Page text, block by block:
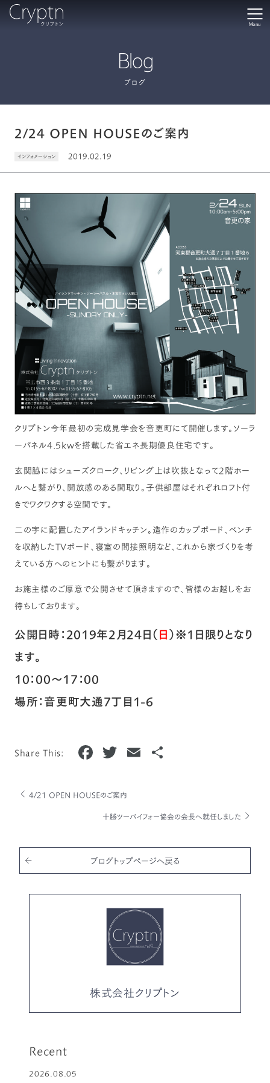
Menu
Blog
ブログ
2/24 OPEN HOUSEのご案内
インフォメーション 2019.02.19
クリプトン今年最初の完成見学会を音更町にて開催します。ソーラ
ーパネル4.5kwを搭載した省エネ長期優良住宅です。
玄関脇にはシューズクローク、リビング上は吹抜となって2階ホー
ルへと繋がり、開放感のある間取り。子供部屋はそれぞれロフト付
きでワクワクする空間です。
二の字に配置したアイランドキッチン。造作のカップボード、ベンチ
を収納したTVボード、寝室の間接照明など、これから家づくりを考
えている方へのヒントにも繋がります。
お施主様のご厚意で公開させて頂きますので、皆様のお越しをお
待ちしております。
公開日時：2019年2月24日（日）※1日限りとなり
ます。
10：00～17：00
場所：音更町大通7丁目1-6
Share This: F
c
e
b
o
o
k
T
it
te
r
E
l
4/21 OPEN HOUSEのご案内
十勝ツーバイフォー協会の会長へ就任しました
ブログトップページへ戻る
株式会社クリプトン
Recent
2026.08.05